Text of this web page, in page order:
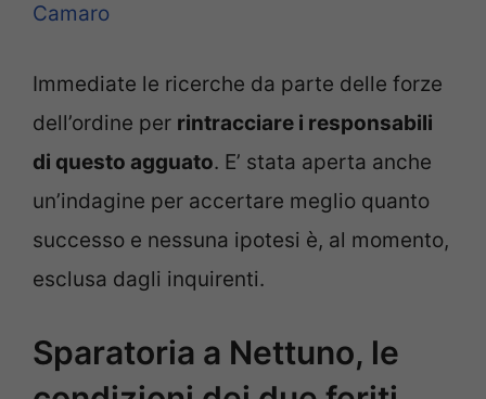
Camaro
Immediate le ricerche da parte delle forze
dell’ordine per rintracciare i responsabili
di questo agguato. E’ stata aperta anche
un’indagine per accertare meglio quanto
successo e nessuna ipotesi è, al momento,
esclusa dagli inquirenti.
Sparatoria a Nettuno, le